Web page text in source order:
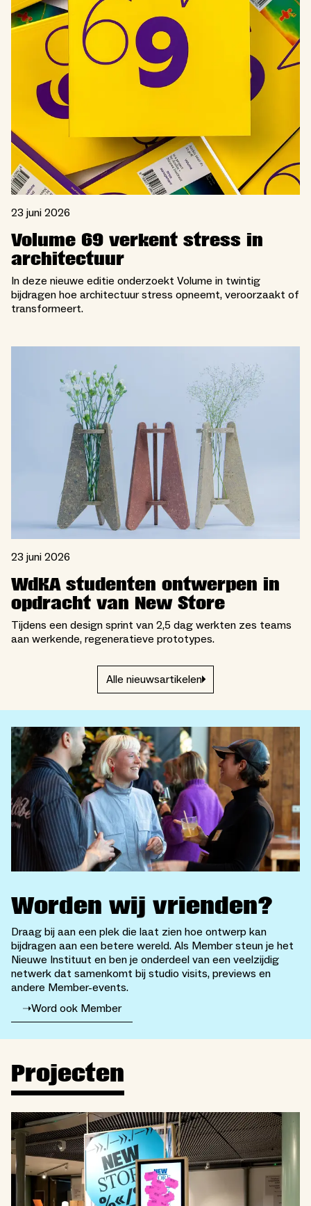
23 juni 2026
Volume 69 verkent stress in
architectuur
In deze nieuwe editie onderzoekt Volume in twintig
bijdragen hoe architectuur stress opneemt, veroorzaakt of
transformeert.
23 juni 2026
WdKA studenten ontwerpen in
opdracht van New Store
Tijdens een design sprint van 2,5 dag werkten zes teams
aan werkende, regeneratieve prototypes.
Alle nieuwsartikelen
Worden wij vrienden?
Draag bij aan een plek die laat zien hoe ontwerp kan
bijdragen aan een betere wereld. Als Member steun je het
Nieuwe Instituut en ben je onderdeel van een veelzijdig
netwerk dat samenkomt bij studio visits, previews en
andere Member-events.
➝Word ook Member
Projecten